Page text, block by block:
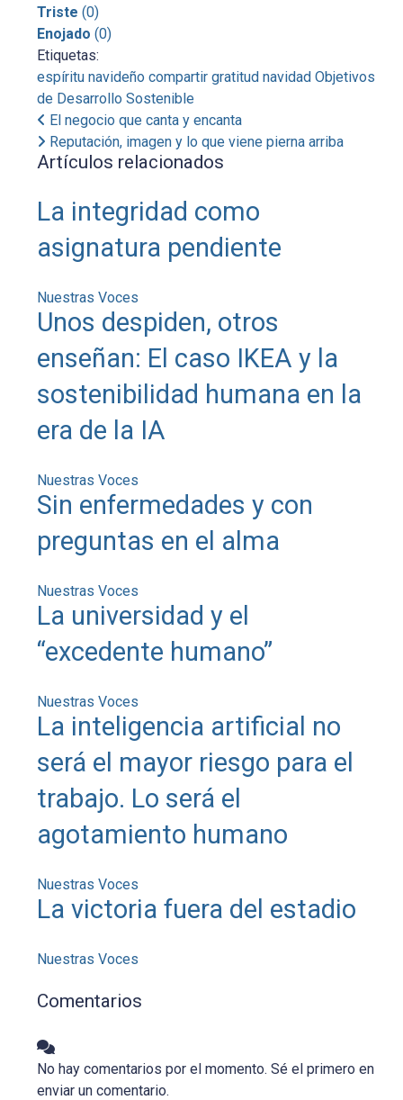
Triste (0)
Enojado (0)
Etiquetas:
espíritu navideño compartir gratitud navidad Objetivos
de Desarrollo Sostenible
El negocio que canta y encanta
Reputación, imagen y lo que viene pierna arriba
Artículos relacionados
La integridad como
asignatura pendiente
Nuestras Voces
Unos despiden, otros
enseñan: El caso IKEA y la
sostenibilidad humana en la
era de la IA
Nuestras Voces
Sin enfermedades y con
preguntas en el alma
Nuestras Voces
La universidad y el
“excedente humano”
Nuestras Voces
La inteligencia artificial no
será el mayor riesgo para el
trabajo. Lo será el
agotamiento humano
Nuestras Voces
La victoria fuera del estadio
Nuestras Voces
Comentarios
No hay comentarios por el momento. Sé el primero en
enviar un comentario.